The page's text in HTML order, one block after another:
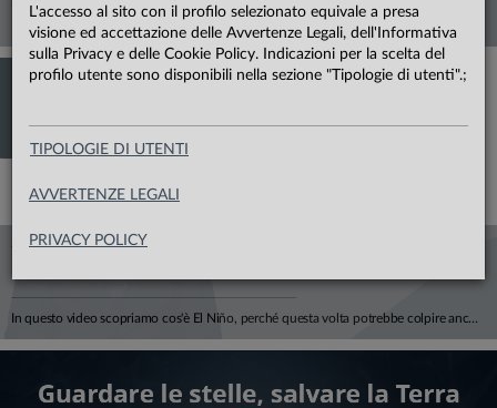
L'accesso al sito con il profilo selezionato equivale a presa
visione ed accettazione delle Avvertenze Legali, dell'Informativa
sulla Privacy e delle Cookie Policy. Indicazioni per la scelta del
profilo utente sono disponibili nella sezione "Tipologie di utenti".;
TIPOLOGIE DI UTENTI
AVVERTENZE LEGALI
PRIVACY POLICY
25.06.26
In questo video scopriamo cos'è El Niño, perché questa volta potrebbe colpire anche il nostro continente e — soprattutto — quanto ci costa davvero il cambiamento climatico. Negli ultimi 50 anni gli eventi climatici estremi sono quintuplicati. L'Europa ha già perso oltre 500 miliardi di euro in un decennio, e la BCE stima che entro il 2050 i danni potrebbero erodere il 6% del PIL europeo. Per l'Italia, si parla di 150-200 miliardi di euro bruciati. El Niño durerà qualche mese. Il clima che stiamo costruendo, invece, durerà generazioni. Ci spiega tutto Mario Noera, Senior Climate Advisor di Anima.